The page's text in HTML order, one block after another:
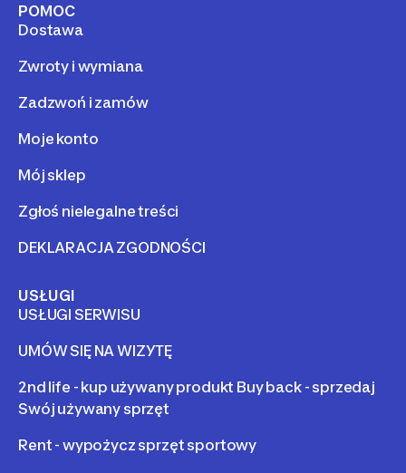
POMOC
Dostawa
Zwroty i wymiana
Zadzwoń i zamów
Moje konto
Mój sklep
Zgłoś nielegalne treści
DEKLARACJA ZGODNOŚCI
USŁUGI
USŁUGI SERWISU
UMÓW SIĘ NA WIZYTĘ
2nd life - kup używany produkt Buy back - sprzedaj
Swój używany sprzęt
Rent - wypożycz sprzęt sportowy